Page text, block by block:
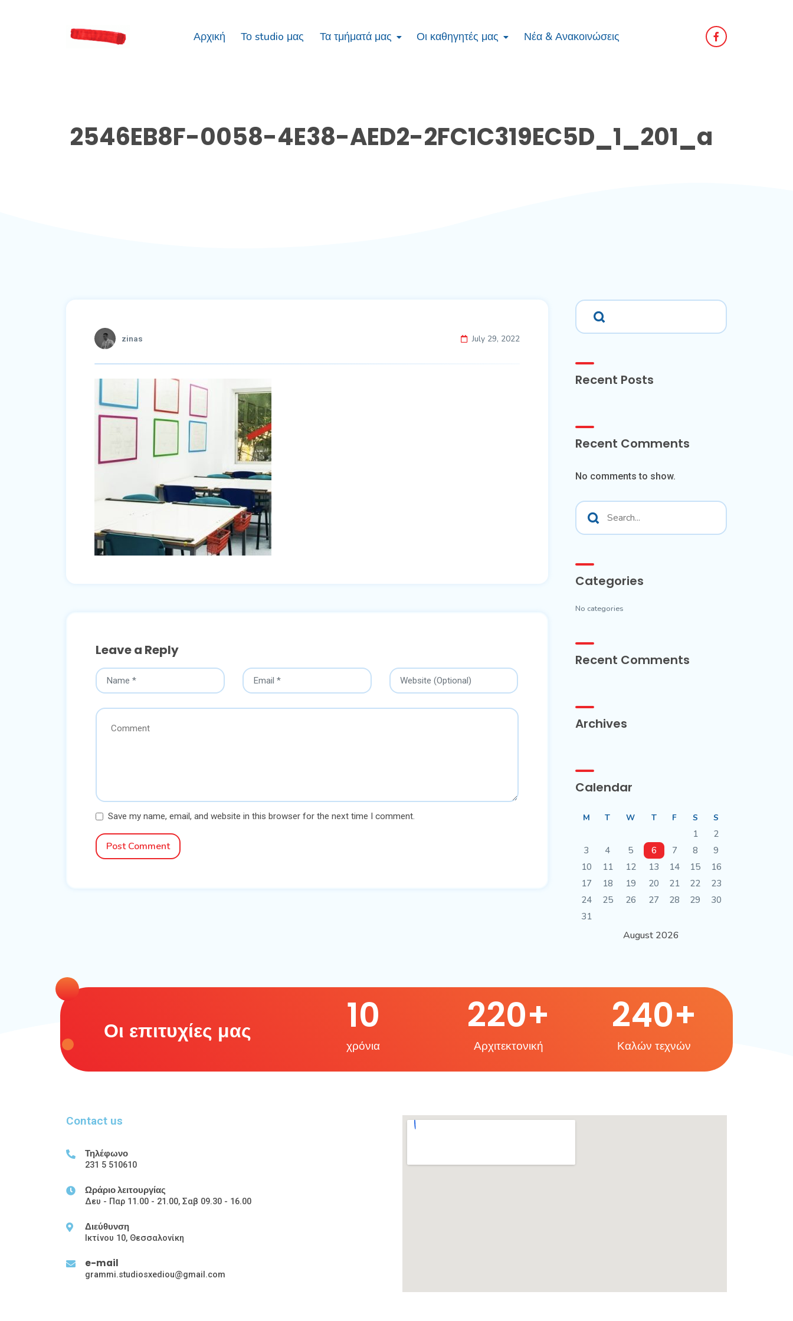
Αρχική Το studio μας Τα τμήματά μας Οι καθηγητές μας Νέα & Ανακοινώσεις
2546EB8F-0058-4E38-AED2-2FC1C319EC5D_1_201_a
zinas July 29, 2022
Leave a Reply
Save my name, email, and website in this browser for the next time I comment.
Post Comment
Recent Posts
Recent Comments
No comments to show.
Categories
No categories
Recent Comments
Archives
Calendar
August 2026
M T W T F S S
1
2
3
4 5 6 7 8
9
10
11 12 13 14 15
16
17
18 19 20 21 22
23
24
25 26 27 28 29
30
31
Οι επιτυχίες μας 10
χρόνια
220+
Αρχιτεκτονική
240+
Καλών τεχνών
Contact us
Τηλέφωνο
231 5 510610
Ωράριο λειτουργίας
Δευ - Παρ 11.00 - 21.00, Σαβ 09.30 - 16.00
Διεύθυνση
Ικτίνου 10, Θεσσαλονίκη
e-mail
grammi.studiosxediou@gmail.com